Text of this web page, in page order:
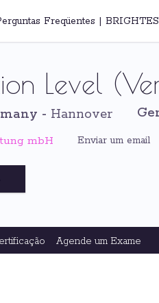
Freqüentes |
Level
- Hannover
mbH Enviar um email
Agende um Exame